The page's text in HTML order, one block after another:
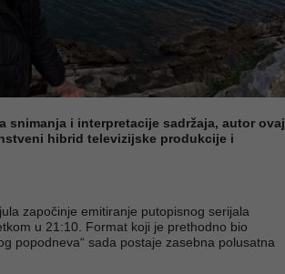
snimanja i interpretacije sadržaja, autor ovaj
hibrid televizijske produkcije i
započinje emitiranje putopisnog serijala
u 21:10. Format koji je prethodno bio
popodneva“ sada postaje zasebna polusatna